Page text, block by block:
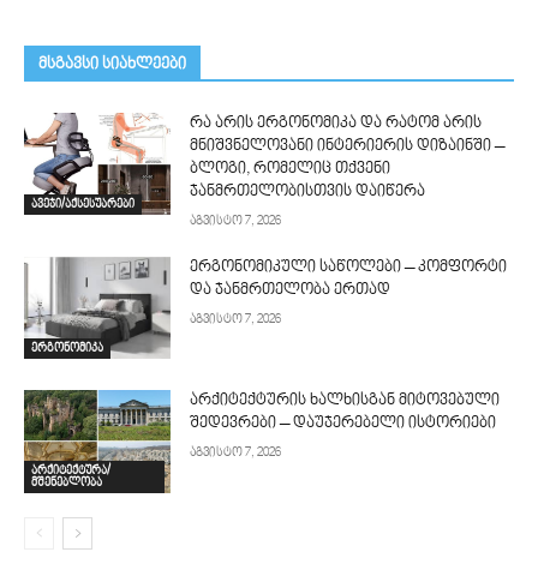
მსგავსი სიახლეები
ავეჯი/აქსესუარები
რა არის ერგონომიკა და რატომ არის
მნიშვნელოვანი ინტერიერის დიზაინში –
ბლოგი, რომელიც თქვენი
ჯანმრთელობისთვის დაიწერა
აგვისტო 7, 2026
ერგონომიკა
ერგონომიკული საწოლები – კომფორტი
და ჯანმრთელობა ერთად
აგვისტო 7, 2026
არქიტექტურა/
მშენებლობა
არქიტექტურის ხალხისგან მიტოვებული
შედევრები – დაუჯერებელი ისტორიები
აგვისტო 7, 2026